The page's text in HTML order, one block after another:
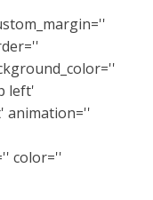
left'
animation=''
color=''